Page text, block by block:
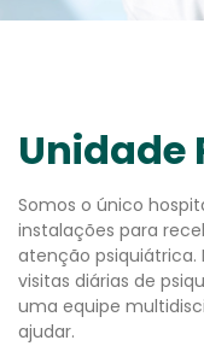
Unidade
Somos o único
instalações para
atenção psiquiátrica.
visitas diárias de
uma equipe
ajudar.